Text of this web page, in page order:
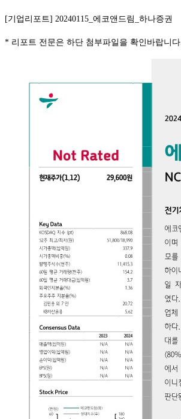
[기업리포트] 20240115_에코앤드림_하나증권
* 리포트 전문은 하단 첨부파일을 확인바랍니다.